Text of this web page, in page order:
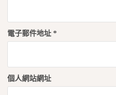
電子郵件地址 *
個人網站網址